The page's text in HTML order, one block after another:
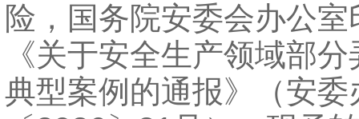
险，国务院安委会办公室
《关于安全生产领域部
典型案例的通报》（安委